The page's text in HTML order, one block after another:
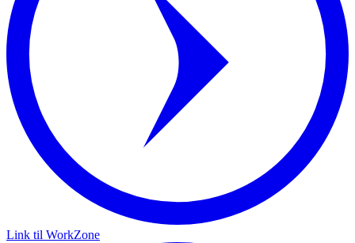
Link til WorkZone